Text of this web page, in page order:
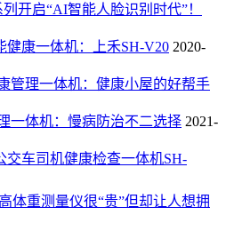
开启“AI智能人脸识别时代”！
健康一体机：上禾SH-V20 2020-
管理一体机：健康小屋的好帮手
一体机：慢病防治不二选择 2021-
交车司机健康检查一体机SH-
体重测量仪很“贵”但却让人想拥